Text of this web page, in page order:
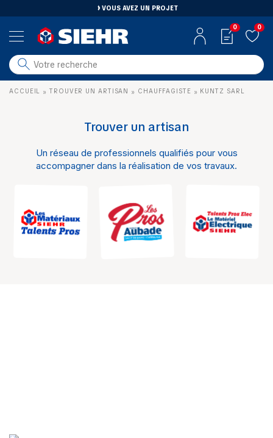
VOUS AVEZ UN PROJET
salle de bain
carrelage
matériaux
aménagement
0 0
ACCUEIL » TROUVER UN ARTISAN » CHAUFFAGISTE » KUNTZ SARL
Trouver un artisan
Un réseau de professionnels qualifiés pour vous
accompagner dans la réalisation de vos travaux.